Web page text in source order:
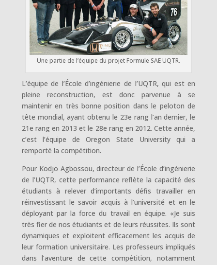
Une partie de l’équipe du projet Formule SAE UQTR.
L’équipe de l’École d’ingénierie de l’UQTR, qui est en
pleine reconstruction, est donc parvenue à se
maintenir en très bonne position dans le peloton de
tête mondial, ayant obtenu le 23e rang l’an dernier, le
21e rang en 2013 et le 28e rang en 2012. Cette année,
c’est l’équipe de Oregon State University qui a
remporté la compétition.
Pour Kodjo Agbossou, directeur de l’École d’ingénierie
de l’UQTR, cette performance reflète la capacité des
étudiants à relever d’importants défis travailler en
réinvestissant le savoir acquis à l’université et en le
déployant par la force du travail en équipe. «Je suis
très fier de nos étudiants et de leurs réussites. Ils sont
dynamiques et exploitent efficacement les acquis de
leur formation universitaire. Les professeurs impliqués
dans l’aventure de cette compétition, notamment